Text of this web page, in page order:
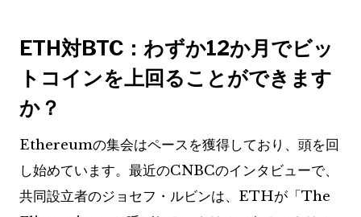
ETH対BTC：わずか12か月でビッ
トコインを上回ることができます
か？
Ethereumの集会はペースを獲得しており、頭を回
し始めています。最近のCNBCのインタビューで、
共同設立者のジョセフ・ルビンは、ETHが「The